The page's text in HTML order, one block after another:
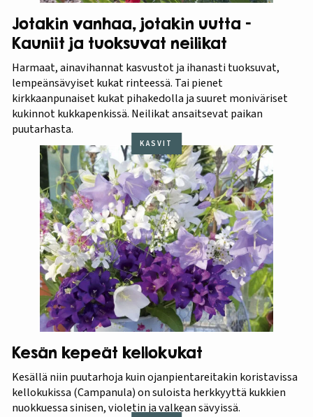
Jotakin vanhaa, jotakin uutta –
Kauniit ja tuoksuvat neilikat
Harmaat, ainavihannat kasvustot ja ihanasti tuoksuvat,
lempeänsävyiset kukat rinteessä. Tai pienet
kirkkaanpunaiset kukat pihakedolla ja suuret moniväriset
kukinnot kukkapenkissä. Neilikat ansaitsevat paikan
puutarhasta.
KASVIT
Kesän kepeät kellokukat
Kesällä niin puutarhoja kuin ojanpientareitakin koristavissa
kellokukissa (Campanula) on suloista herkkyyttä kukkien
nuokkuessa sinisen, violetin ja valkean sävyissä.